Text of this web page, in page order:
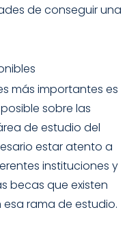
de conseguir una
más importantes es
sobre las
de estudio del
estar atento a
instituciones y
becas que existen
rama de estudio.